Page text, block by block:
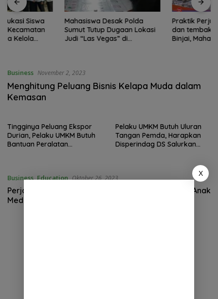
Mahasiswa Desak Polda
Sumut Tutup Dugaan Lokasi
Judi “Las Vegas” di
Praktik Perjudian Dadu putar
dan tembak ikan, marak di
Binjai, Mahasiswa Desak
Business November 2, 2023
Menghitung Peluang Bisnis Kelapa Muda dalam
Kemasan
Tingginya Peluang Ekspor
Durian, Pelaku UMKM Butuh
Bantuan Peralatan
Pelaku UMKM Butuh Uluran
Tangan Pemda, Harapkan
Disperindag DS Salurkan
Business,Education Oktober 26, 2023
Perjalanan Inspiratif Sosok Wirausahawan, Karya Anak
Medan
X